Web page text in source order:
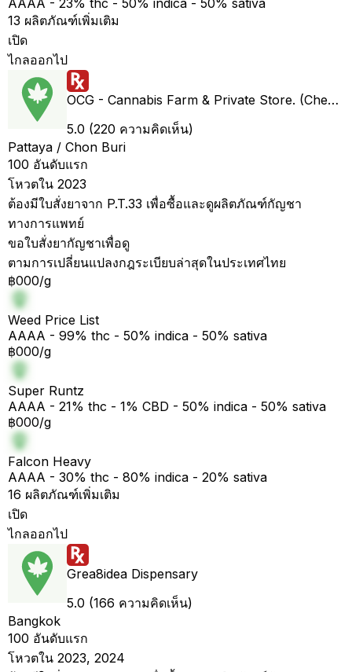
AAAA - 23% thc - 50% indica - 50% sativa
13 ผลิตภัณฑ์เพิ่มเติม
เปิด
ไกลออกไป
OCG - Cannabis Farm & Private Store. (Cheap weed & Kratom bar)
5.0 (220 ความคิดเห็น)
Pattaya / Chon Buri
100 อันดับแรก
โหวตใน 2023
ต้องมีใบสั่งยาจาก P.T.33 เพื่อซื้อและดูผลิตภัณฑ์กัญชา
ทางการแพทย์
ขอใบสั่งยากัญชาเพื่อดู
ตามการเปลี่ยนแปลงกฎระเบียบล่าสุดในประเทศไทย
฿000/g
Weed Price List
AAAA - 99% thc - 50% indica - 50% sativa
฿000/g
Super Runtz
AAAA - 21% thc - 1% CBD - 50% indica - 50% sativa
฿000/g
Falcon Heavy
AAAA - 30% thc - 80% indica - 20% sativa
16 ผลิตภัณฑ์เพิ่มเติม
เปิด
ไกลออกไป
Grea8idea Dispensary
5.0 (166 ความคิดเห็น)
Bangkok
100 อันดับแรก
โหวตใน 2023, 2024